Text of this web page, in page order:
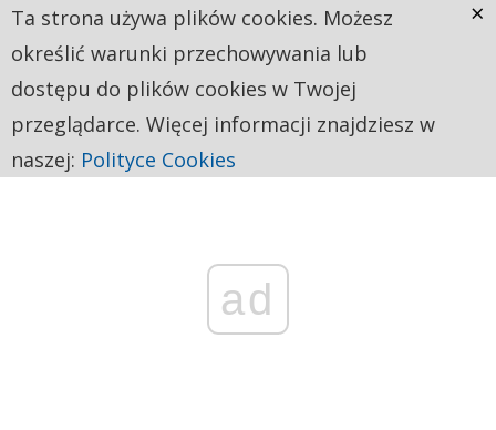
ad
Ta strona używa plików cookies. Możesz
określić warunki przechowywania lub
dostępu do plików cookies w Twojej
przeglądarce. Więcej informacji znajdziesz w
naszej: Polityce Cookies
×